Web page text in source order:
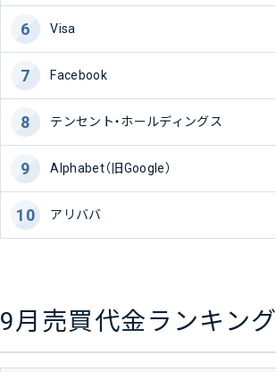
Visa
Facebook
テンセント・ホールディングス
Alphabet（旧Google）
アリババ
9月売買代金ランキング